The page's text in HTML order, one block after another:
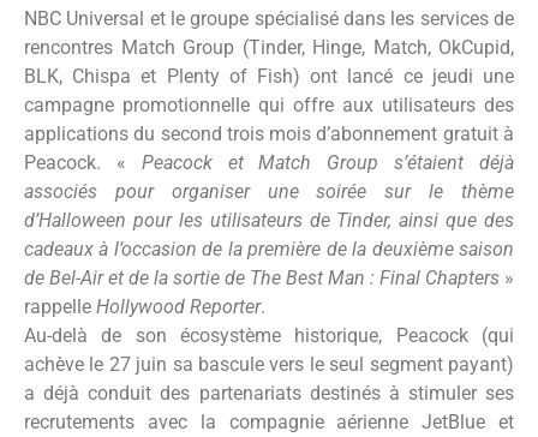
NBC Universal et le groupe spécialisé dans les services de
rencontres Match Group (Tinder, Hinge, Match, OkCupid,
BLK, Chispa et Plenty of Fish) ont lancé ce jeudi une
campagne promotionnelle qui offre aux utilisateurs des
applications du second trois mois d’abonnement gratuit à
Peacock. « Peacock et Match Group s’étaient déjà
associés pour organiser une soirée sur le thème
d’Halloween pour les utilisateurs de Tinder, ainsi que des
cadeaux à l’occasion de la première de la deuxième saison
de Bel-Air et de la sortie de The Best Man : Final Chapters »
rappelle Hollywood Reporter.
Au-delà de son écosystème historique, Peacock (qui
achève le 27 juin sa bascule vers le seul segment payant)
a déjà conduit des partenariats destinés à stimuler ses
recrutements avec la compagnie aérienne JetBlue et